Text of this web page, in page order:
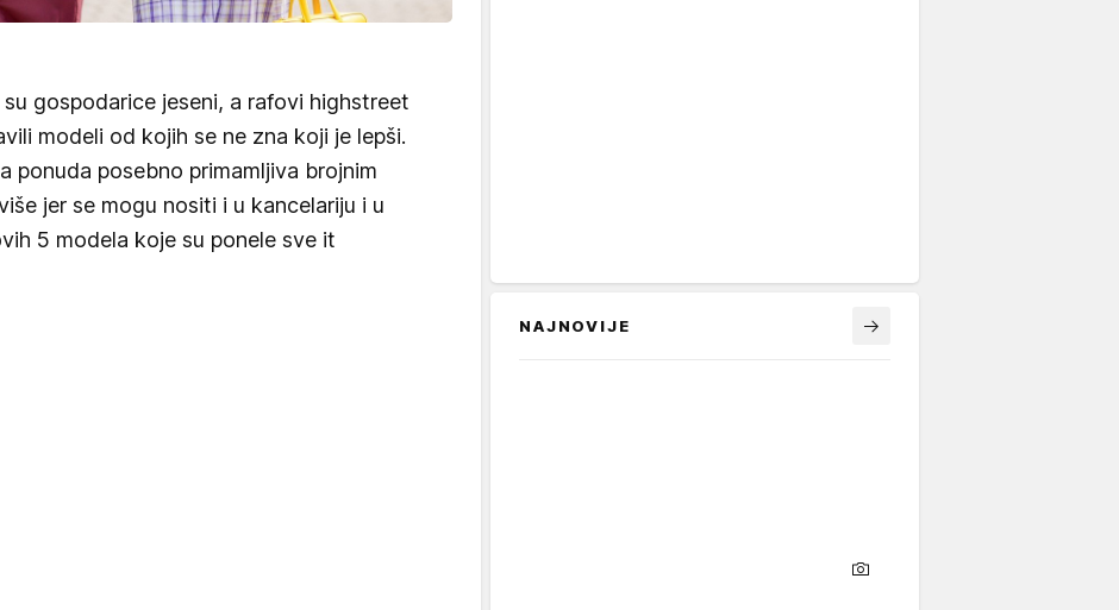
gospodarice jeseni, a rafovi highstreet
modeli od kojih se ne zna koji je lepši.
ponuda posebno primamljiva brojnim
jer se mogu nositi i u kancelariju i u
5 modela koje su ponele sve it
NAJNOVIJE